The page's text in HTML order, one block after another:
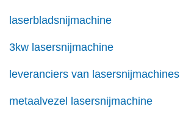
laserbladsnijmachine
3kw lasersnijmachine
leveranciers van lasersnijmachines
metaalvezel lasersnijmachine